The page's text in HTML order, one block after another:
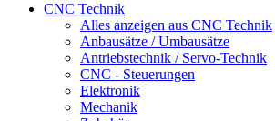
CNC Technik
Alles anzeigen aus CNC Technik
Anbausätze / Umbausätze
Antriebstechnik / Servo-Technik
CNC - Steuerungen
Elektronik
Mechanik